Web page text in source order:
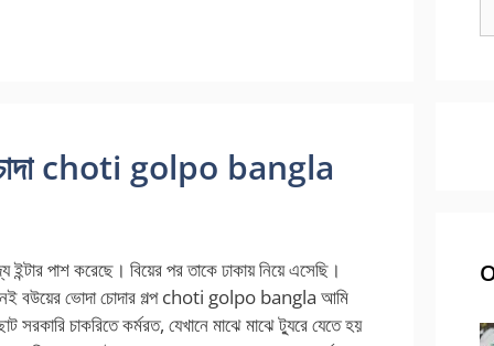
চোদা choti golpo bangla
ইন্টার পাশ করেছে। বিয়ের পর তাকে ঢাকায় নিয়ে এসেছি।
বউয়ের ভোদা চোদার গল্প choti golpo bangla আমি
সরকারি চাকরিতে কর্মরত, যেখানে মাঝে মাঝে ট্যুরে যেতে হয়